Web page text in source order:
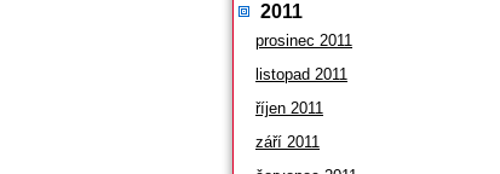
2011
prosinec 2011
listopad 2011
říjen 2011
září 2011